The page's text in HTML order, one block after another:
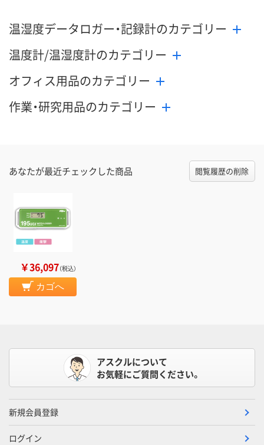
温湿度データロガー・記録計のカテゴリー
温度計/温湿度計のカテゴリー
オフィス用品のカテゴリー
作業・研究用品のカテゴリー
あなたが最近チェックした商品 閲覧履歴の削除
￥36,097（税込）
カゴへ
アスクルについて
お気軽にご質問ください。
新規会員登録
ログイン